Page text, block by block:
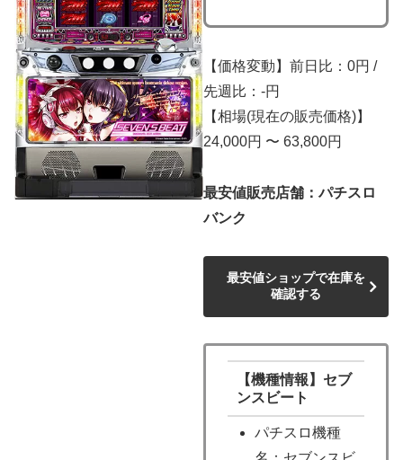
【価格変動】前日比：0円 /
先週比：-円
【相場(現在の販売価格)】
24,000円 〜 63,800円
最安値販売店舗：パチスロ
バンク
最安値ショップで在庫を
確認する
【機種情報】セブ
ンスビート
パチスロ機種